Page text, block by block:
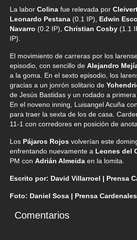
La labor Colina fue relevada por
Leonardo Pestana (0.1 IP), Edwin
Navarro (0.2 IP), Christian Cosby (1.1
IP).
El movimiento de carreras por los
episodio, con sencillo de Alejandro
a la goma. En el sexto episodio, los
gracias a un jonrón solitario de
de Jesús Bastidas y un rodado a
En el noveno inning, Luisangel Acuña
para traer la sexta de los de casa.
11-1 con corredores en posición de
Los Pájaros Rojos volverían este
enfrentando nuevamente a Leones del
PM con Adrián Almeida en la lomita.
Escrito por: David Villarroel | Prensa
Foto: Daniel Sosa | Prensa
Comentarios